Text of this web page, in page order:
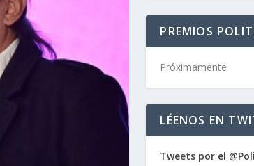
PREMIOS
Próximamente
LÉENOS EN
Tweets por el